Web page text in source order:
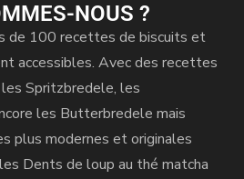
NOUS ?
de 100 recettes de biscuits et
accessibles. Avec des recettes
Spritzbredele, les
les Butterbredele mais
plus modernes et originales
Dents de loup au thé matcha